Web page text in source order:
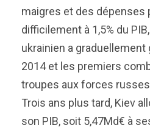
maigres et des dépenses
difficilement à 1,5% du
ukrainien a graduellement
2014 et les premiers
troupes aux forces russes
Trois ans plus tard, Kiev
son PIB, soit 5,47Md€ à